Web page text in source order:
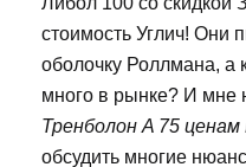
стоимость Углич! Они
оболочку Роллмана, а
много в рынке? И мне
Тренболон A 75
обсудить многие